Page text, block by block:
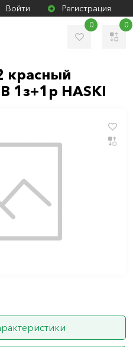
Войти Регистрация
0 0
красный
1з+1р HASKI